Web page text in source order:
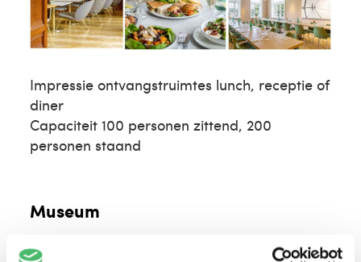
Impressie ontvangstruimtes lunch, receptie of
diner
Capaciteit 100 personen zittend, 200
personen staand
Museum
Boek een tour in het museum en laat je